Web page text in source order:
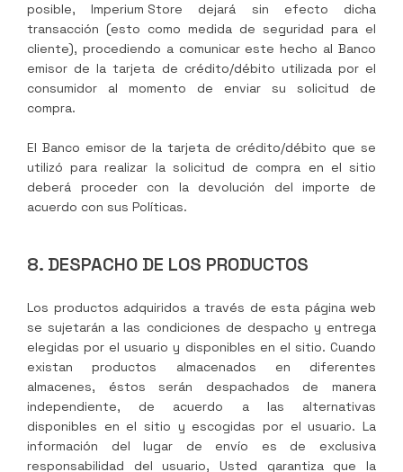
posible,Imperium Store dejará sin efecto dicha
transacción (esto como medida de seguridad para el
cliente), procediendo a comunicar este hecho al Banco
emisor de la tarjeta de crédito/débito utilizada por el
consumidor al momento de enviar su solicitud de
compra.
El Banco emisor de la tarjeta de crédito/débito que se
utilizó para realizar la solicitud de compra en el sitio
deberá proceder con la devolución del importe de
acuerdo con sus Políticas.
8. DESPACHO DE LOS PRODUCTOS
Los productos adquiridos a través de esta página web
se sujetarán a las condiciones de despacho y entrega
elegidas por el usuario y disponibles en el sitio. Cuando
existan productos almacenados en diferentes
almacenes, éstos serán despachados de manera
independiente, de acuerdo a las alternativas
disponibles en el sitio y escogidas por el usuario. La
información del lugar de envío es de exclusiva
responsabilidad del usuario, Usted garantiza que la